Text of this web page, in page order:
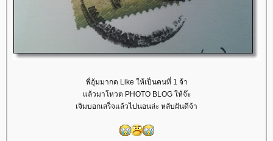
พี่อุ้มมากด Like ให้เป็นคนที่ 1 จ้า
ล้วมาโหวต PHOTO BLOG ให้จ๊ะ
เจิมบอกเสร็จแล้วไปนอนล่ะ หลับฝันดีจ้า